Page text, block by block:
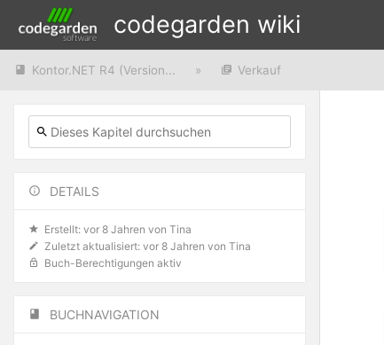
codegarden wiki
Kontor.NET R4 (Version... » Verkauf
DETAILS
Erstellt: vor 8 Jahren von Tina
Zuletzt aktualisiert: vor 8 Jahren von Tina
Buch-Berechtigungen aktiv
BUCHNAVIGATION